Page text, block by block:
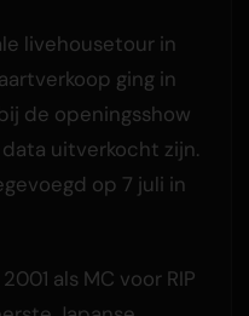
livehousetour in
ging in
de openingsshow
data uitverkocht zijn.
op 7 juli in
als MC voor RIP